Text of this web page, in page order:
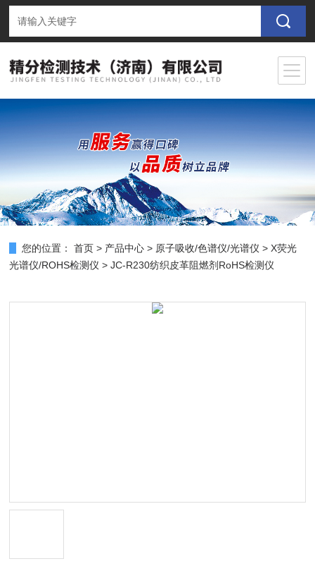
您的位置： 首页 > 产品中心 > 原子吸收/色谱仪/光谱仪 >X荧光
光谱仪/ROHS检测仪 > JC-R230纺织皮革阻燃剂RoHS检测仪